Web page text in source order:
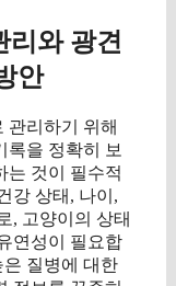
리와 광견
안
관리하기 위해
록을 정확히 보
는 것이 필수적
강 상태, 나이,
, 고양이의 상태
연성이 필요합
질병에 대한